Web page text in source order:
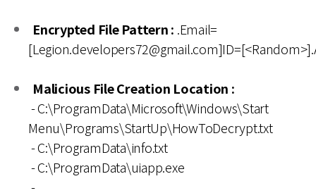
Encrypted File Pattern : .Email=
Malicious File Creation Location :
- C:\ProgramData\Microsoft\Windows\Start
Menu\Programs\StartUp\HowToDecrypt.txt
- C:\ProgramData\info.txt
- C:\ProgramData\uiapp.exe
-